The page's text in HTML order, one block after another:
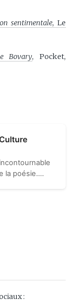
sentimentale, Le
Bovary, Pocket,
la poésie.
: